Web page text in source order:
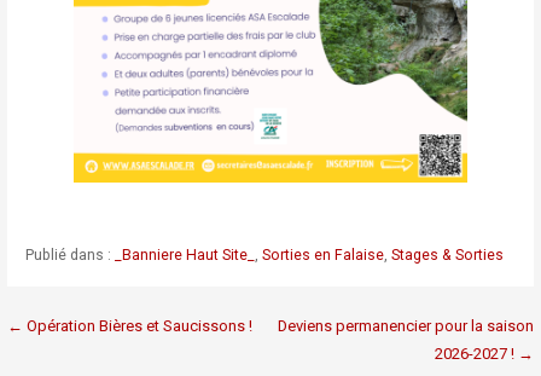
Publié dans : _Banniere Haut Site_ , Sorties en Falaise, Stages & Sorties
Navigation
← Opération Bières et Saucissons !
Deviens permanencier pour la saison
2026-2027 ! →